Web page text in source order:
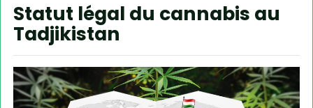
Statut légal du cannabis au
Tadjikistan